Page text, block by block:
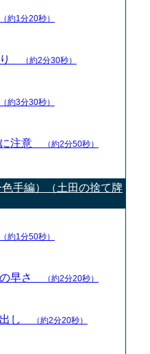
（約1分20秒）
り （約2分30秒）
（約3分30秒）
に注意 （約2分50秒）
手編）（土田の捨て牌
（約1分50秒）
の早さ （約2分20秒）
出し （約2分20秒）